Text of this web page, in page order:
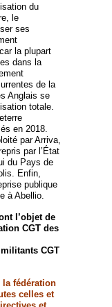
du
le
ses
la plupart
dans la
de la
Anglais se
totale.
en 2018.
par Arriva,
par l’État
du Pays de
Enfin,
publique
à Abellio.
l’objet de
CGT des
CGT
la fédération
celles et